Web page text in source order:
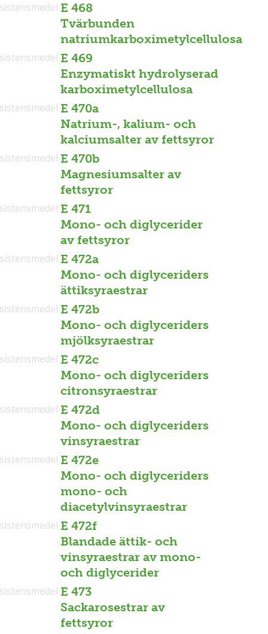
E 468
Tvärbunden
natriumkarboximetylcellulosa
E 469
Enzymatiskt hydrolyserad
karboximetylcellulosa
E 470a
Natrium-, kalium- och
kalciumsalter av fettsyror
E 470b
Magnesiumsalter av
fettsyror
E 471
Mono- och diglycerider
av fettsyror
E 472a
Mono- och diglyceriders
ättiksyraestrar
E 472b
Mono- och diglyceriders
mjölksyraestrar
E 472c
Mono- och diglyceriders
citronsyraestrar
E 472d
Mono- och diglyceriders
vinsyraestrar
E 472e
Mono- och diglyceriders
mono- och
diacetylvinsyraestrar
E 472f
Blandade ättik- och
vinsyraestrar av mono-
och diglycerider
E 473
Sackarosestrar av
fettsyror